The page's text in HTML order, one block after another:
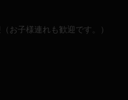
お子様連れも歓迎です。）